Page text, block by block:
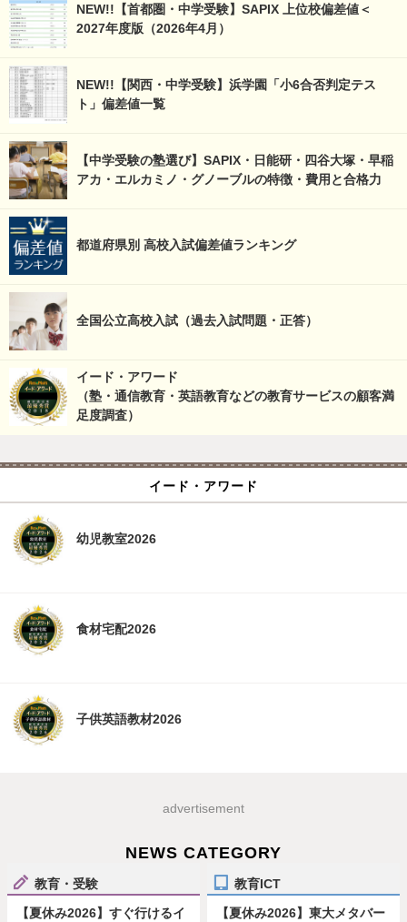
NEW!!【首都圏・中学受験】SAPIX 上位校偏差値＜
2027年度版（2026年4月）
NEW!!【関西・中学受験】浜学園「小6合否判定テス
ト」偏差値一覧
【中学受験の塾選び】SAPIX・日能研・四谷大塚・早稲
アカ・エルカミノ・グノーブルの特徴・費用と合格力
都道府県別 高校入試偏差値ランキング
全国公立高校入試（過去入試問題・正答）
イード・アワード
（塾・通信教育・英語教育などの教育サービスの顧客満
足度調査）
イード・アワード
幼児教室2026
食材宅配2026
子供英語教材2026
advertisement
NEWS CATEGORY
教育・受験
【夏休み2026】すぐ行けるイ
教育ICT
【夏休み2026】東大メタバー